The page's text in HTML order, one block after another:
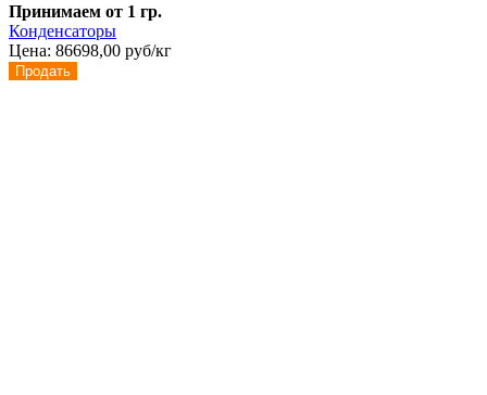
Принимаем от 1 гр.
Конденсаторы
Цена: 86698,00 руб/кг
Продать